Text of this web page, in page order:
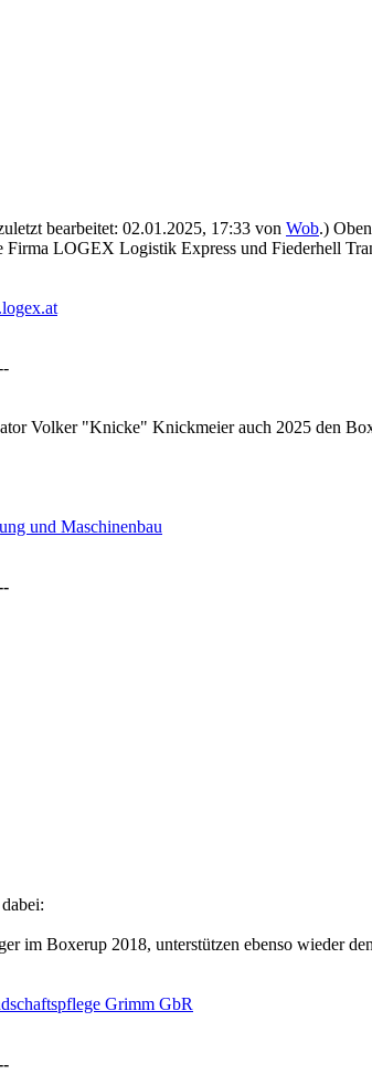
bearbeitet: 02.01.2025, 17:33 von Wob.) Oben
Firma LOGEX Logistik Express und Fiederhell
Volker "Knicke" Knickmeier auch 2025 den
und Maschinenbau
im Boxerup 2018, unterstützen ebenso wieder
Grimm GbR